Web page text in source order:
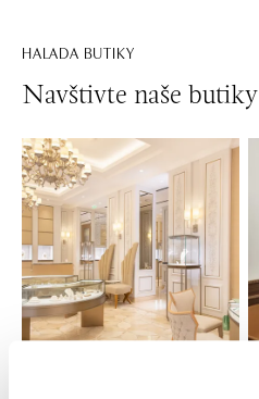
HALADA BUTIKY
Navštivte naše butiky